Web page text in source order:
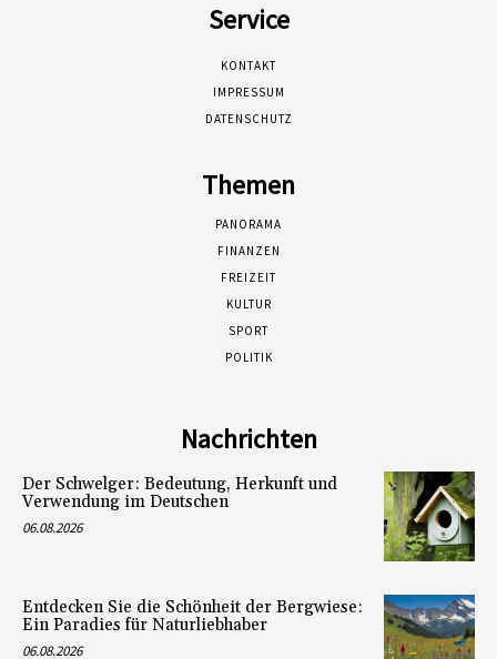
Service
KONTAKT
IMPRESSUM
DATENSCHUTZ
Themen
PANORAMA
FINANZEN
FREIZEIT
KULTUR
SPORT
POLITIK
Nachrichten
Der Schwelger: Bedeutung, Herkunft und
Verwendung im Deutschen
06.08.2026
Entdecken Sie die Schönheit der Bergwiese:
Ein Paradies für Naturliebhaber
06.08.2026